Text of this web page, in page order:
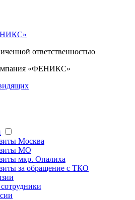
ответственностью
«ФЕНИКС»
Москва
МО
мкр. Опалиха
за обращение с ТКО